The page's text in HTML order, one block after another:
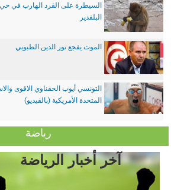
السيطرة على القرد الهارب في حي
البلفدير
الموت يفجع نور الدين الطبوبي
التونسي أيوب الحفناوي الاقوى
المتحدة الأمريكية (بالفيديو)
رياضة
آخر أخبار الرياضة